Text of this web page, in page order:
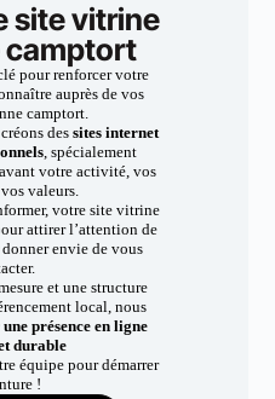
site vitrine
camptort
pour renforcer votre
auprès de vos
camptort.
dessites internet
, spécialement
votre activité, vos
valeurs.
votre site vitrine
attirer l’attention de
envie de vous
et une structure
local, nous
présence en ligne
durable
équipe pour démarrer
!